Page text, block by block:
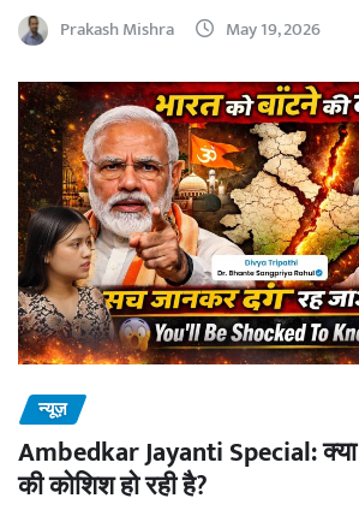
Prakash Mishra May 19, 2026
न्यूज़
Ambedkar Jayanti Special: क्या
की कोशिश हो रही है?